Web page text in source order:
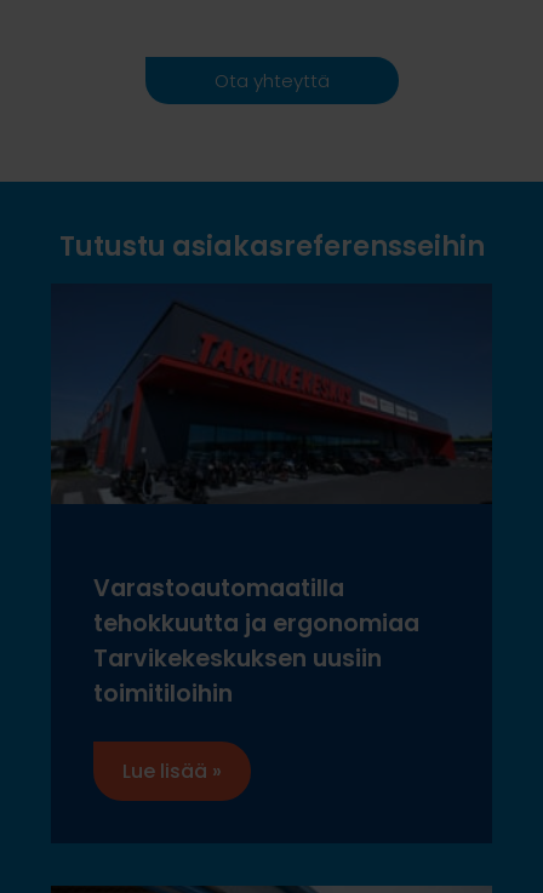
Ota yhteyttä
Tutustu asiakasreferensseihin
Varastoautomaatilla
tehokkuutta ja ergonomiaa
Tarvikekeskuksen uusiin
toimitiloihin
Lue lisää »